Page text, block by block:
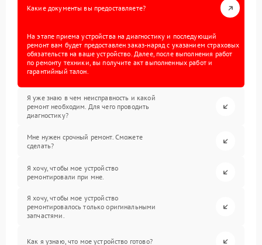
Какие документы вы предоставляете?
На этапе приема устройства на диагностику и последующий
ремонт вам будет предоставлен заказ-наряд с указанием страховых
обязательств на ваше устройство. Далее, после выполнения работ
по ремонту техники, вы получите акт выполненных работ и
гарантийный талон.
Я уже знаю в чем неисправность и какой
ремонт необходим. Для чего проводить
диагностику?
Мне нужен срочный ремонт. Сможете
сделать?
Я хочу, чтобы мое устройство
ремонтировали при мне.
Я хочу, чтобы мое устройство
ремонтировалось только оригинальными
запчастями.
Как я узнаю, что мое устройство готово?